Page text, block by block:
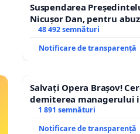
Suspendarea
Nicușor Dan, pentru
și discreditarea statului
48 492 semnături
Notificare de transparență
Salvați Opera Brașov!
demiterea managerului
Petrean Lucian-Marius!
1 891 semnături
Notificare de transparență